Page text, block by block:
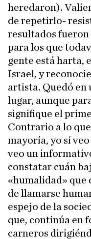
heredaron).
de repetirlo-
resultados fueron
para los que
gente está harta,
Israel, y
artista. Quedó
lugar, aunque
signifique el
Contrario a lo
mayoría, yo sí
veo un
constatar cuán
«humalidad» que
de llamarse
espejo de la
que, continúa en
carneros